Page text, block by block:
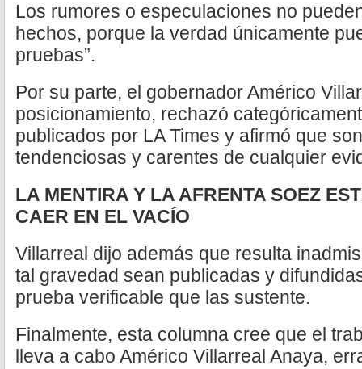
Los rumores o especulaciones no
hechos, porque la verdad únicamente
pruebas”.
Por su parte, el gobernador Américo
posicionamiento, rechazó
publicados por LA Times y afirmó que
tendenciosas y carentes de cualquier
LA MENTIRA Y LA AFRENTA SOEZ
CAER EN EL VACÍO
Villarreal dijo además que resulta
tal gravedad sean publicadas y
prueba verificable que las sustente.
Finalmente, esta columna cree que el
lleva a cabo Américo Villarreal Anaya,